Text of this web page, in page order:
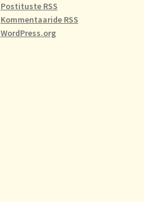
Postituste RSS
Kommentaaride RSS
WordPress.org